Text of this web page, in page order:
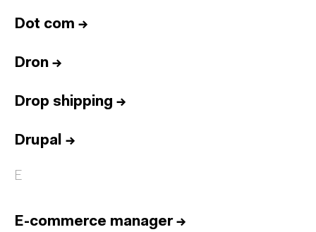
Dot com →
Dron →
Drop shipping →
Drupal →
E
E-commerce manager→